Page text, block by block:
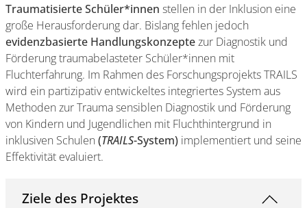
Traumatisierte Schüler*innen stellen in der Inklusion eine
große Herausforderung dar. Bislang fehlen jedoch
evidenzbasierte Handlungskonzeptezur Diagnostik und
Förderung traumabelasteter Schüler*innen mit
Fluchterfahrung. Im Rahmen des Forschungsprojekts TRAILS
wird ein partizipativ entwickeltes integriertes System aus
Methoden zur Trauma sensiblen Diagnostik und Förderung
von Kindern und Jugendlichen mit Fluchthintergrund in
inklusiven Schulen (TRAILS-System) implementiert und seine
Effektivität evaluiert.
Ziele des Projektes